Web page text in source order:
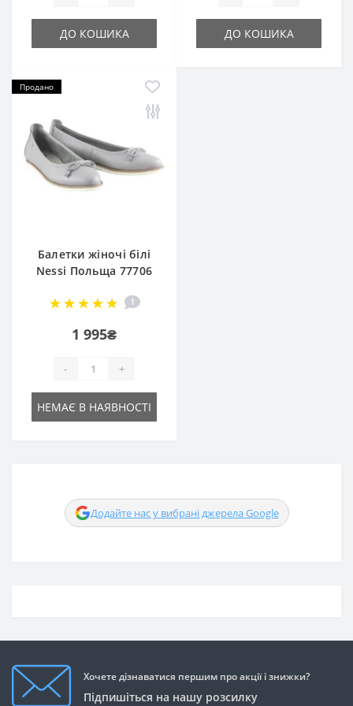
ДО КОШИКА ДО КОШИКА
Продано
Балетки жіночі білі
Nessi Польща 77706
1
1 995₴
- +
НЕМАЄ В НАЯВНОСТІ
Додайте нас у вибрані джерела Google
Хочете дізнаватися першим про акції і знижки?
Підпишіться на нашу розсилку